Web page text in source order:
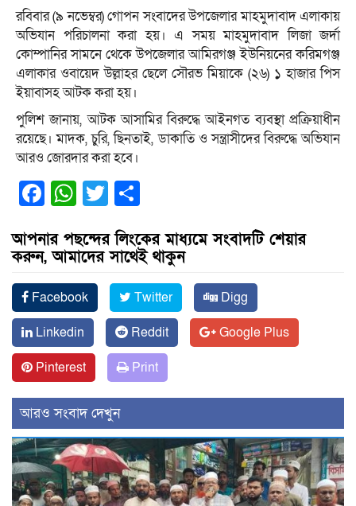
রবিবার (৯ নভেম্বর) গোপন সংবাদের উপজেলার মাহমুদাবাদ এলাকায়
অভিযান পরিচালনা করা হয়। এ সময় মাহমুদাবাদ লিজা জর্দা
কোম্পানির সামনে থেকে উপজেলার আমিরগঞ্জ ইউনিয়নের করিমগঞ্জ
এলাকার ওবায়েদ উল্লাহর ছেলে সৌরভ মিয়াকে (২৬) ১ হাজার পিস
ইয়াবাসহ আটক করা হয়।
পুলিশ জানায়, আটক আসামির বিরুদ্ধে আইনগত ব্যবস্থা প্রক্রিয়াধীন
রয়েছে। মাদক, চুরি, ছিনতাই, ডাকাতি ও সন্ত্রাসীদের বিরুদ্ধে অভিযান
আরও জোরদার করা হবে।
Facebook
WhatsApp
Twitter
আপনার পছন্দের লিংকের মাধ্যমে সংবাদটি শেয়ার
করুন, আমাদের সাথেই থাকুন
Facebook Twitter
Digg
Linkedin
Reddit
Google Plus
Pinterest
Print
আরও সংবাদ দেখুন